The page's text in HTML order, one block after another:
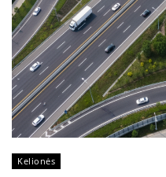
Kelionės